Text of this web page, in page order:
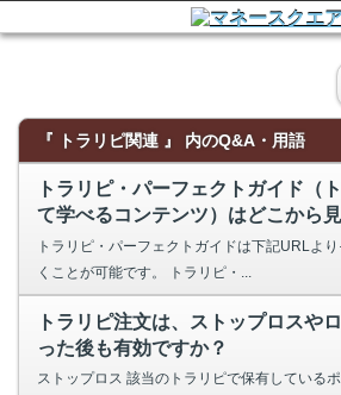
『 トラリピ関連 』 内のQ&A・用語
トラリピ・パーフェクトガイド（
て学べるコンテンツ）はどこから
トラリピ・パーフェクトガイドは下記URLよ
くことが可能です。 トラリピ・...
トラリピ注文は、ストップロスや
った後も有効ですか？
ストップロス 該当のトラリピで保有している